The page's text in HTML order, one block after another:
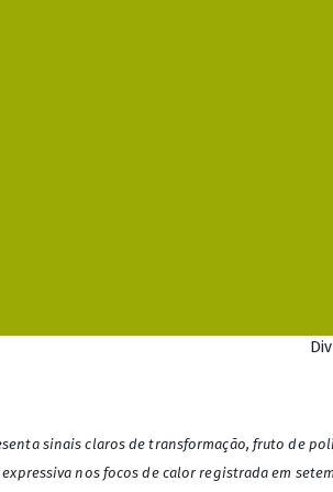
sinais claros de transformação, fruto de
nos focos de calor registrada em